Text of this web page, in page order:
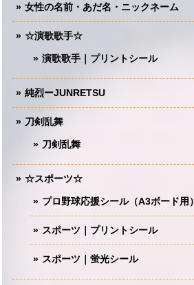
女性の名前・あだ名・ニックネーム
☆演歌歌手☆
演歌歌手｜プリントシール
純烈ーJUNRETSU
刀剣乱舞
刀剣乱舞
☆スポーツ☆
プロ野球応援シール（A3ボード用）
スポーツ｜プリントシール
スポーツ｜蛍光シール